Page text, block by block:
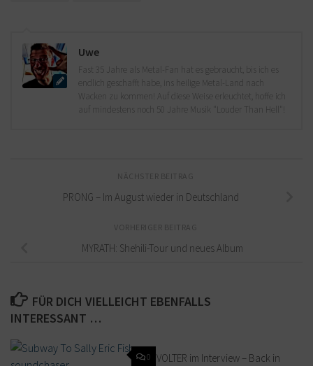
Uwe
Fast 35 Jahre als Metal-Fan hat es gebraucht, bis ich es
endlich geschafft habe, ins heilige Metal-Land nach
Wacken zu kommen! Auf diese Weise erleuchtet, hoffe ich
auf mindestens noch 50 Jahre Musik "Louder Than Hell"!
NÄCHSTER BEITRAG
PRONG – Im August wieder in Deutschland
VORHERIGER BEITRAG
MYRATH: Shehili-Tour und neues Album
FÜR DICH VIELLEICHT EBENFALLS
INTERESSANT …
0 VOLTER im Interview – Back in